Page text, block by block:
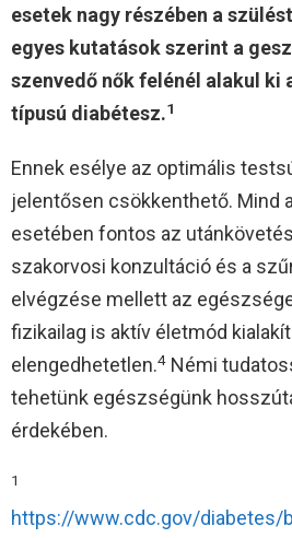
esetek nagy részében a
egyes kutatások szerint a
szenvedő nők felénél alakul ki
típusú diabétesz.1
Ennek esélye az optimális
jelentősen csökkenthető. Mind
esetében fontos az
szakorvosi konzultáció és a
elvégzése mellett az
fizikailag is aktív életmód
elengedhetetlen.4 Némi
tehetünk egészségünk
érdekében.
1
https://www.cdc.gov/diabetes/